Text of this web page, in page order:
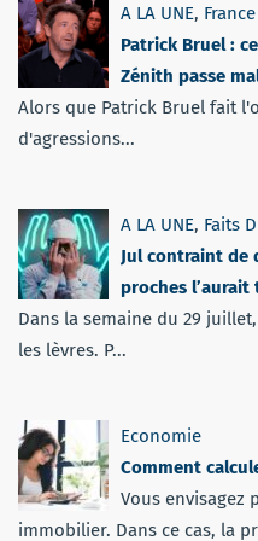
A LA UNE, France
Patrick Bruel :
Zénith passe
Alors que Patrick Bruel fait
d'agressions...
A LA UNE, Faits
Jul contraint de
proches l’aurait
Dans la semaine du 29
les lèvres. P...
Economie
Comment
Vous envisagez
immobilier. Dans ce cas, la